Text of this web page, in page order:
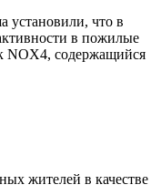
установили, что в
в пожилые
NOX4, содержащийся